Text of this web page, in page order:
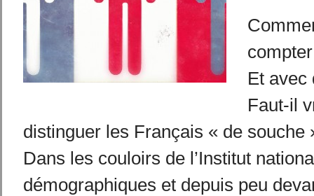
Et avec
Faut-il
distinguer les Français « de souche
Dans les couloirs de l’Institut
démographiques et depuis peu